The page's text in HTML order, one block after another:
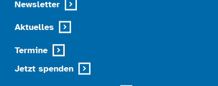
Newsletter
Aktuelles
Termine
Jetzt spenden